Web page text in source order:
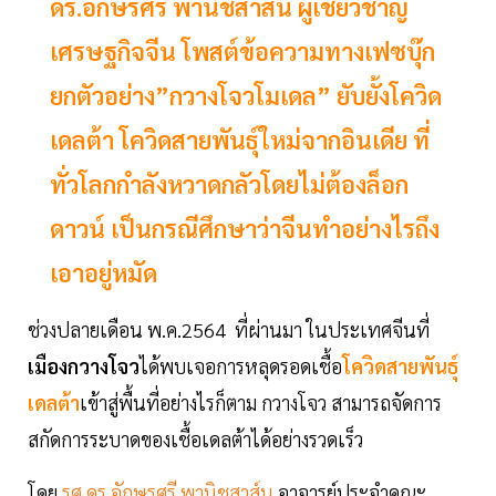
ดร.อักษรศรี พานิชสาส์น ผู้เชี่ยวชาญ
เศรษฐกิจจีน โพสต์ข้อความทางเฟซบุ๊ก
ยกตัวอย่าง”กวางโจวโมเดล” ยับยั้งโควิด
เดลต้า โควิดสายพันธุ์ใหม่จากอินเดีย ที่
ทั่วโลกกำลังหวาดกลัวโดยไม่ต้องล็อก
ดาวน์ เป็นกรณีศึกษาว่าจีนทำอย่างไรถึง
เอาอยู่หมัด
ช่วงปลายเดือน​ พ.ค.2564​ ที่ผ่านมา​ ในประเทศจีนที่
เมืองกวางโจวได้พบเจอการหลุดรอดเชื้อโควิดสายพันธุ์
เดลต้าเข้าสู่พื้นที่อย่างไรก็ตาม​ กวางโจว​ สามารถจัดการ​
สกัดการระบาดของเชื้อเดลต้าได้อย่างรวดเร็ว​